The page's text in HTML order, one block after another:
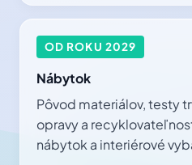
OD ROKU 2029
Nábytok
Pôvod materiálov, testy
opravy a
nábytok a interiérové